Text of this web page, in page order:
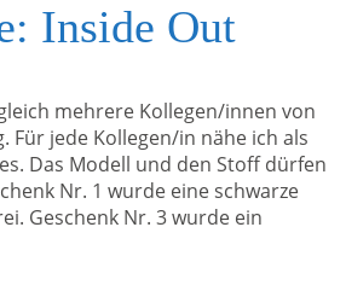
Inside Out
mehrere Kollegen/innen von
Für jede Kollegen/in nähe ich als
Das Modell und den Stoff dürfen
Nr. 1 wurde eine schwarze
Geschenk Nr. 3 wurde ein